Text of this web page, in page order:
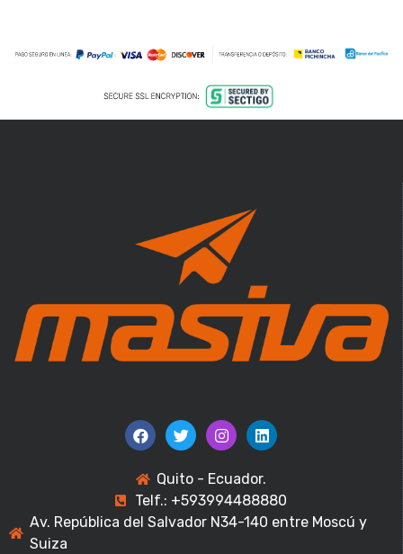
Quito - Ecuador.
Telf.: +593994488880
Av. República del Salvador N34-140 entre Moscú y
Suiza